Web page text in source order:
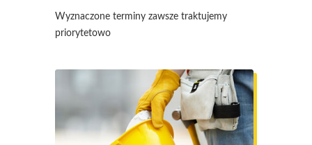
Wyznaczone terminy zawsze traktujemy
priorytetowo